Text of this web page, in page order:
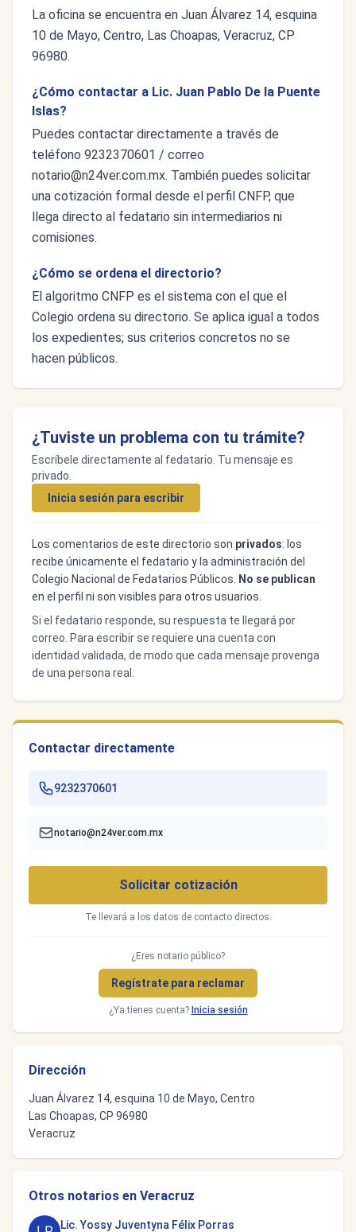
La oficina se encuentra en Juan Álvarez 14, esquina
10 de Mayo, Centro, Las Choapas, Veracruz, CP
96980.
¿Cómo contactar a Lic. Juan Pablo De la Puente
Islas?
Puedes contactar directamente a través de
teléfono 9232370601 / correo
notario@n24ver.com.mx. También puedes solicitar
una cotización formal desde el perfil CNFP, que
llega directo al fedatario sin intermediarios ni
comisiones.
¿Cómo se ordena el directorio?
El algoritmo CNFP es el sistema con el que el
Colegio ordena su directorio. Se aplica igual a todos
los expedientes; sus criterios concretos no se
hacen públicos.
¿Tuviste un problema con tu trámite?
Escríbele directamente al fedatario. Tu mensaje es
privado.
Inicia sesión para escribir
Los comentarios de este directorio son privados: los
recibe únicamente el fedatario y la administración del
Colegio Nacional de Fedatarios Públicos.
No se publican
en el perfil ni son visibles para otros usuarios.
Si el fedatario responde, su respuesta te llegará por
correo. Para escribir se requiere una cuenta con
identidad validada, de modo que cada mensaje provenga
de una persona real.
Contactar directamente
9232370601
notario@n24ver.com.mx
Solicitar cotización
Te llevará a los datos de contacto directos.
¿Eres notario público?
Regístrate para reclamar
¿Ya tienes cuenta? Inicia sesión
Dirección
Juan Álvarez 14, esquina 10 de Mayo, Centro
Las Choapas, CP 96980
Veracruz
Otros notarios en Veracruz
Lic. Yossy Juventyna Félix Porras